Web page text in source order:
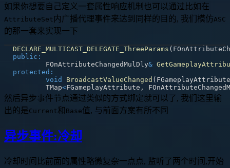
如果你想要自己定义一套属性响应机制也可以通过比如在
AttributeSet 内广播代理事件来达到同样的目的, 我们模仿ASC
的那一套来实现一下
DECLARE_MULTICAST_DELEGATE_ThreeParams (
public :
	FOnAttributeChangedMulDly
&
protected :
void
BroadcastValueChanged (
	TMap
<FGameplayAttribute ,
然后异步事件节点通过类似的方式绑定就可以了, 我们这里输
出的是Current和 Base值, 与前面方案有所不同
异步事件:冷却
冷却时间比前面的属性略微复杂一点点, 监听了两个时间,开始